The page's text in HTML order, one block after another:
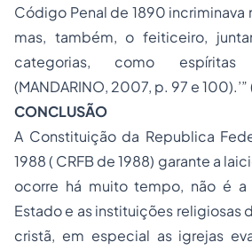
Código Penal de 1890 incriminava
mas, também, o feiticeiro,
categorias, como espíritas
(MANDARINO, 2007, p. 97 e 100).’”
CONCLUSÃO
A Constituição da Republica
1988 ( CRFB de 1988) garante a
ocorre há muito tempo, não é a
Estado e as instituições religiosas
cristã, em especial as igrejas